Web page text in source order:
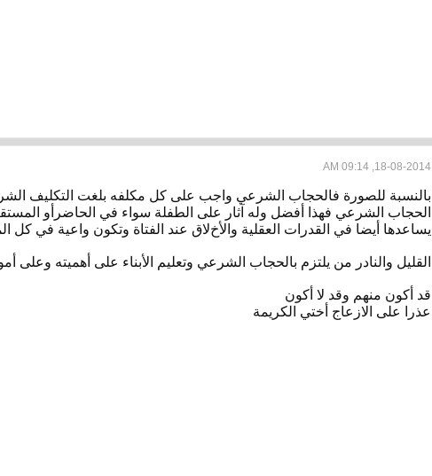
18-08-2014, 09:14 AM
بالنسبة للصورة فالحجاب الشرعي واجب على كل مكلفه بلغت التكليف
الحجاب الشرعي فهذا أفضل وله آثار على الطفلة سواء في الحاضرأو
يساعدها أيضا في القدرات العقلية واﻷخﻻق عند الفتاة وتكون واعية في كل
القليل والنادر من يلتزم بالحجاب الشرعي وتعليم اﻷبناء على أهميته وعلى
قد أكون منهم وقد ﻻ أكون
عذرا على اﻻزعاج أختي الكريمة